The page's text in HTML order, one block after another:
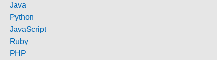
Java
Python
JavaScript
Ruby
PHP